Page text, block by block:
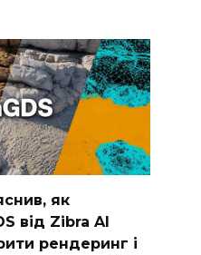
як
від Zibra AI
рендеринг і